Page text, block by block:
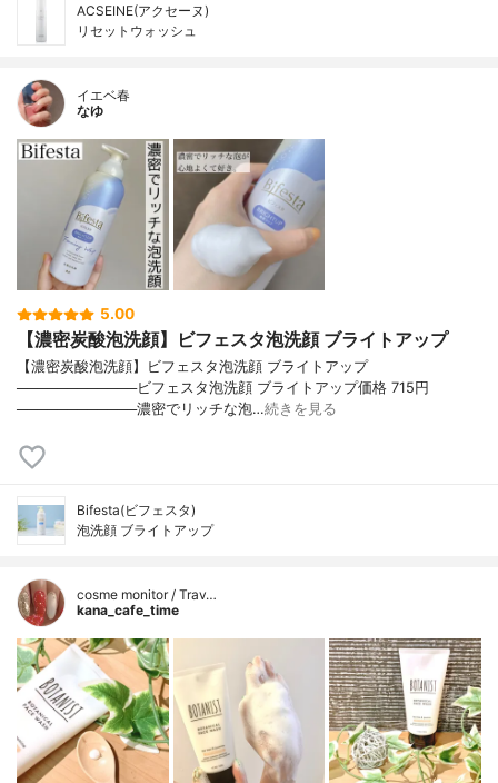
ACSEINE(アクセーヌ)
リセットウォッシュ
イエベ春
なゆ
5.00
【濃密炭酸泡洗顔】ビフェスタ泡洗顔 ブライトアップ
【濃密炭酸泡洗顔】ビフェスタ泡洗顔 ブライトアップ
────────────ビフェスタ泡洗顔 ブライトアップ価格 715円
────────────濃密でリッチな泡…続きを見る
Bifesta(ビフェスタ)
泡洗顔 ブライトアップ
cosme monitor / Trav…
kana_cafe_time